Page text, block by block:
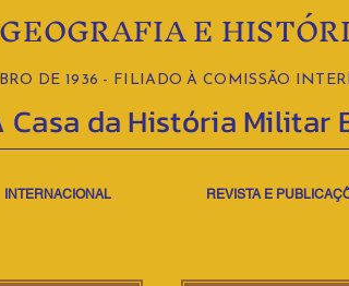
E
DE 1936 - FILIADO À COMISSÃO
Casa da História Militar
INTERNACIONAL REVISTA E